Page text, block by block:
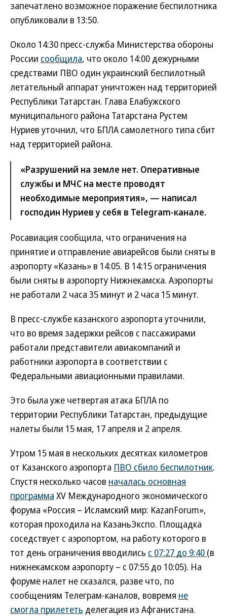
запечатлено возможное поражение беспилотника
опубликовали в 13:50.
Около 14:30 пресс-служба Министерства обороны
России сообщила, что около 14:00 дежурными
средствами ПВО один украинский беспилотный
летательный аппарат уничтожен над территорией
Республики Татарстан. Глава Елабужского
муниципального района Татарстана Рустем
Нуриев уточнил, что БПЛА самолетного типа сбит
над территорией района.
«Разрушений на земле нет. Оперативные
службы и МЧС на месте проводят
необходимые мероприятия», — написал
господин Нуриев у себя в Telegram-канале.
Росавиация сообщила, что ограничения на
принятие и отправление авиарейсов были сняты в
аэропорту «Казань» в 14:05. В 14:15 ограничения
были сняты в аэропорту Нижнекамска. Аэропорты
не работали 2 часа 35 минут и 2 часа 15 минут.
В пресс-службе казанского аэропорта уточнили,
что во время задержки рейсов с пассажирами
работали представители авиакомпаний и
работники аэропорта в соответствии с
Федеральными авиационными правилами.
Это была уже четвертая атака БПЛА по
территории Республики Татарстан, предыдущие
налеты были 15 мая, 17 апреля и 2 апреля.
Утром 15 мая в нескольких десятках километров
от Казанского аэропорта ПВО сбило беспилотник.
Спустя несколько часов началась основная
программа XV Международного экономического
форума «Россия – Исламский мир: KazanForum»,
которая проходила на КазаньЭкспо. Площадка
соседствует с аэропортом, на работу которого в
тот день ограничения вводились с 07:27 до 9:40 (в
нижнекамском аэропорту – с 07:55 до 10:05). На
форуме налет не сказался, разве что, по
сообщениям Телеграм-каналов, вовремя не
смогла прилететь делегация из Афганистана.